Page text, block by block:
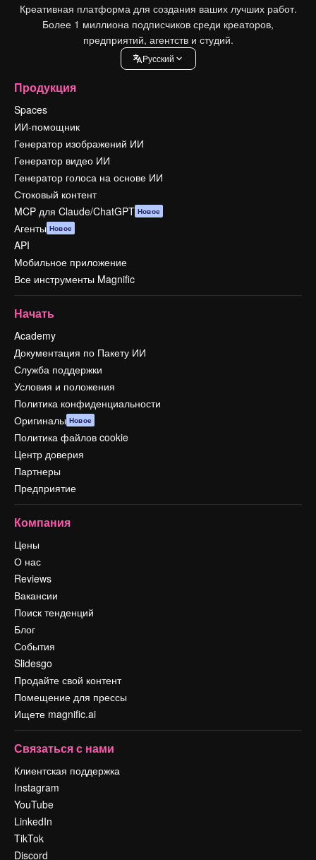
Креативная платформа для создания ваших лучших работ.
Более 1 миллиона подписчиков среди креаторов,
предприятий, агентств и студий.
Pусский
Продукция
Spaces
ИИ-помощник
Генератор изображений ИИ
Генератор видео ИИ
Генератор голоса на основе ИИ
Стоковый контент
MCP для Claude/ChatGPT Новое
Агенты Новое
API
Мобильное приложение
Все инструменты Magnific
Начать
Academy
Документация по Пакету ИИ
Служба поддержки
Условия и положения
Политика конфиденциальности
Оригиналы Новое
Политика файлов cookie
Центр доверия
Партнеры
Предприятие
Компания
Цены
О нас
Reviews
Вакансии
Поиск тенденций
Блог
События
Slidesgo
Продайте свой контент
Помещение для прессы
Ищете magnific.ai
Связаться с нами
Клиентская поддержка
Instagram
YouTube
LinkedIn
TikTok
Discord